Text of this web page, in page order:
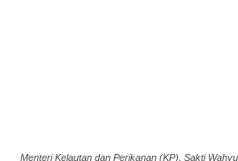
Menteri Kelautan dan Perikanan (KP), Sakti